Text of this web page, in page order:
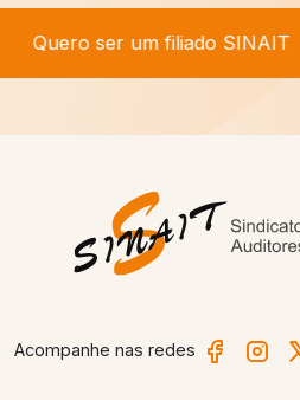
Quero ser um filiado SINAIT
Acompanhe nas redes